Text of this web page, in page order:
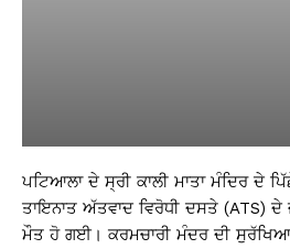
ਪਟਿਆਲਾ ਦੇ ਸ੍ਰੀ ਕਾਲੀ ਮਾਤਾ ਮੰਦਿਰ ਦੇ
ਤਾਇਨਾਤ ਅੱਤਵਾਦ ਵਿਰੋਧੀ ਦਸਤੇ (ATS) ਦੇ
ਮੌਤ ਹੋ ਗਈ। ਕਰਮਚਾਰੀ ਮੰਦਰ ਦੀ ਸੁਰੱਖਿਆ